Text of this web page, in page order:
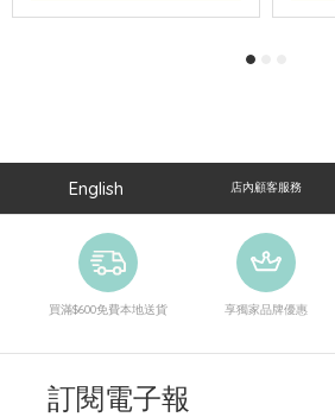
English 店內顧客服務
買滿$600免費本地送貨 享獨家品牌優惠
訂閱電子報